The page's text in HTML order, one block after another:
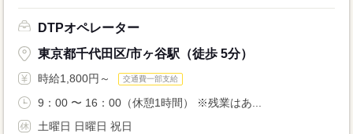
DTPオペレーター
東京都千代田区/市ヶ谷駅（徒歩 5分）
時給1,800円～ 交通費一部支給
9：00 〜 16：00（休憩1時間） ※残業はあ...
土曜日 日曜日 祝日